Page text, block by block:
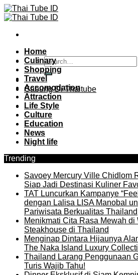
Skip
to
Gabung Di Thaitube
Home
Culinary
Shopping
Travel
Accomodation
Attraction
Life Style
Culture
Education
News
Night life
Trending
Savoey Mercury Ville Chidlom
Siap Jadi Destinasi Kuliner
TAT Luncurkan Kampanye
dengan Lalisa LISA Manobal
Pariwisata Berkualitas Thailand
Menikmati Cita Rasa Mewah di
Steakhouse di Thailand
Menginap Dintara Hijaunya
The Naka Island Luxury
Thailand Larang Penggunaan
Turis Wajib Tahu!